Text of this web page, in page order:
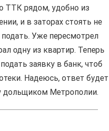
ТТК рядом, удобно из
и в заторах стоять не
Уже пересмотрел
одну из квартир. Теперь
заявку в банк, чтоб
Надеюсь, ответ будет
дольщиком Метрополии.